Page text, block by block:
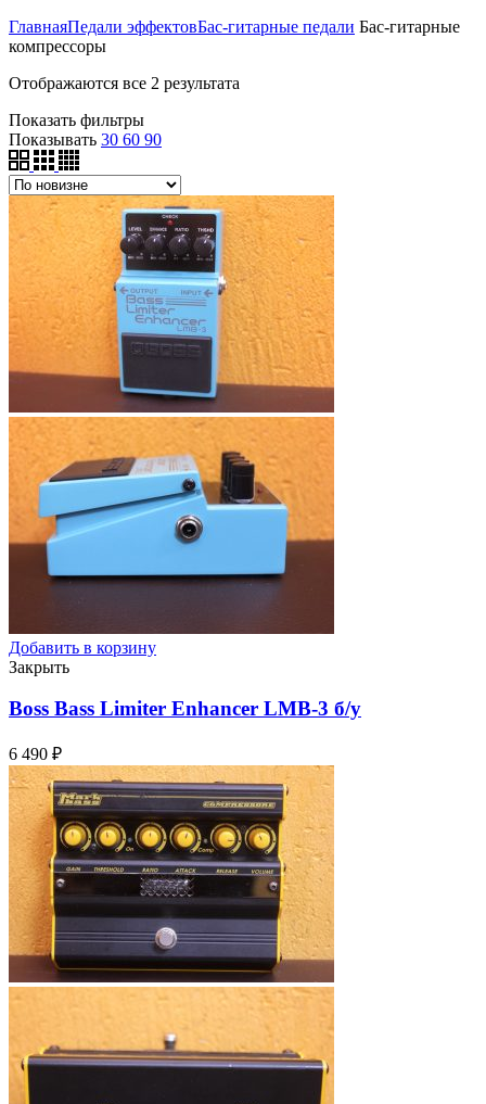
ГлавнаяПедали эффектовБас-гитарные педали Бас-гитарные
компрессоры
Отображаются все 2 результата
Показать фильтры
Показывать 30 60 90
Добавить в корзину
Закрыть
Boss Bass Limiter Enhancer LMB-3 б/у
6 490 ₽